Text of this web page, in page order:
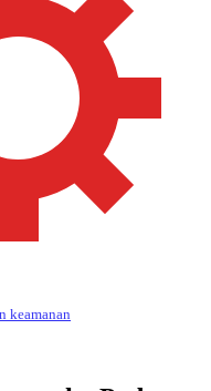
keamanan